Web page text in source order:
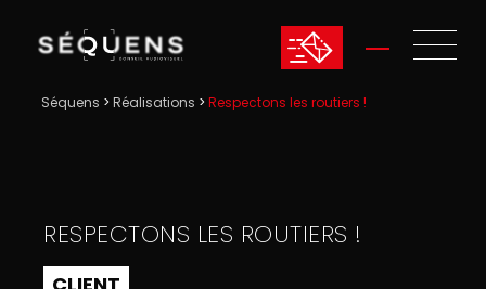
Séquens >Réalisations >Respectons les routiers !
RESPECTONS LES ROUTIERS !